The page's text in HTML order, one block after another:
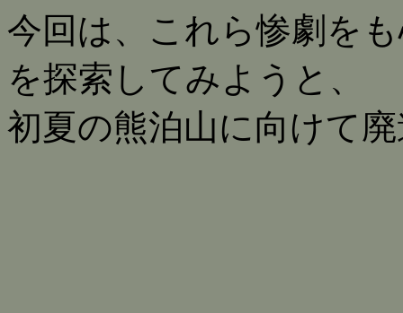
今回は、これら惨劇を
を探索してみようと、
初夏の熊泊山に向けて